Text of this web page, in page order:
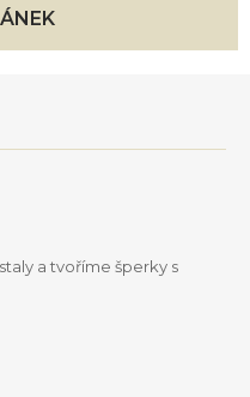
a tvoříme šperky s